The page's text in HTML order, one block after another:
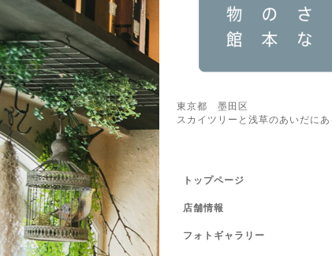
東京都 墨田区
スカイツリーと浅草のあいだにあ
トップページ
店舗情報
フォトギャラリー